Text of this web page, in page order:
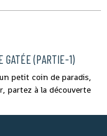
GATÉE (PARTIE-1)
petit coin de paradis,
partez à la découverte